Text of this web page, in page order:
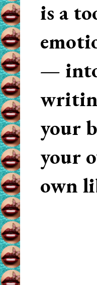
is a
— into
your
your
own